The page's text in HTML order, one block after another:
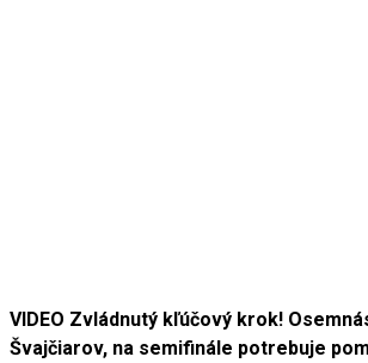
VIDEO Zvládnutý kľúčový krok!
Švajčiarov, na semifinále potrebuje